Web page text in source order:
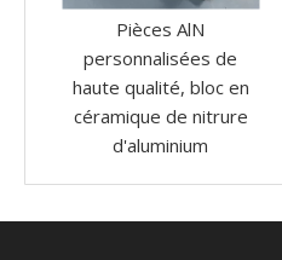
Pièces AlN
personnalisées de
haute qualité, bloc en
céramique de nitrure
d'aluminium